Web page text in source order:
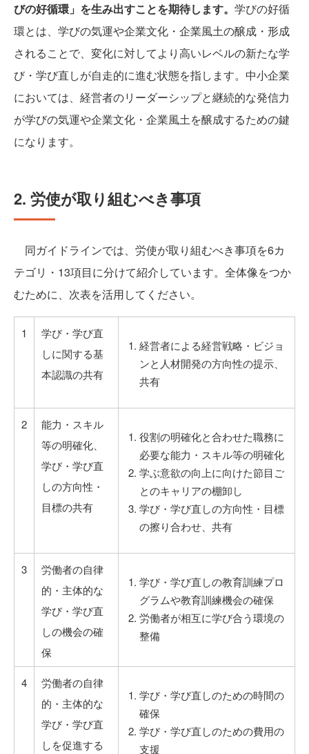
びの好循環」を生み出すことを期待します。 学びの好循
環とは、学びの気運や企業文化・企業風土の醸成・形成
されることで、変化に対してより高いレベルの新たな学
び・学び直しが自走的に進む状態を指します。中小企業
においては、経営者のリーダーシップと継続的な発信力
が学びの気運や企業文化・企業風土を醸成するための鍵
になります。
2. 労使が取り組むべき事項
同ガイドラインでは、労使が取り組むべき事項を6カ
テゴリ・13項目に分けて紹介しています。全体像をつか
むために、次表を活用してください。
1
学び・学び直
しに関する基
本認識の共有
経営者による経営戦略・ビジョ
ンと人材開発の方向性の提示、
共有
2
能力・スキル
等の明確化、
学び・学び直
しの方向性・
目標の共有
役割の明確化と合わせた職務に
必要な能力・スキル等の明確化
学ぶ意欲の向上に向けた節目ご
とのキャリアの棚卸し
学び・学び直しの方向性・目標
の擦り合わせ、共有
3
労働者の自律
的・主体的な
学び・学び直
しの機会の確
保
学び・学び直しの教育訓練プロ
グラムや教育訓練機会の確保
労働者が相互に学び合う環境の
整備
4
労働者の自律
的・主体的な
学び・学び直
しを促進する
学び・学び直しのための時間の
確保
学び・学び直しのための費用の
支援